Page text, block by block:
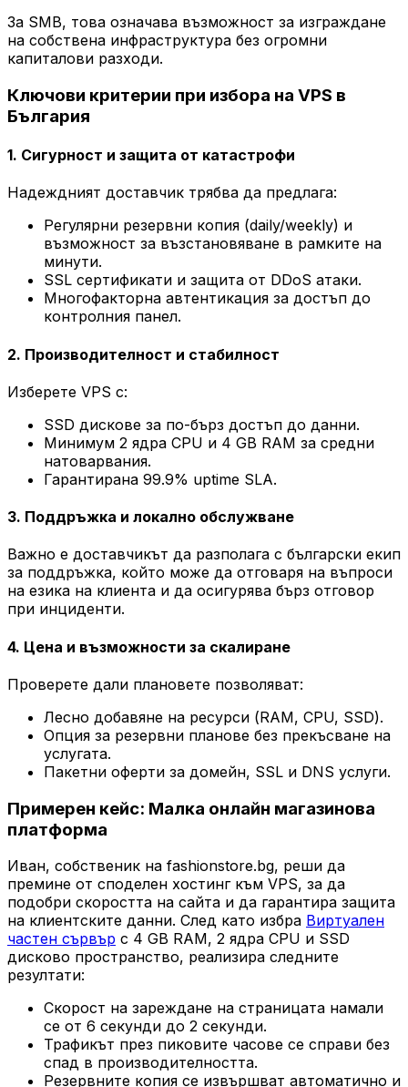
За SMB, това означава възможност за изграждане
на собствена инфраструктура без огромни
капиталови разходи.
Ключови критерии при избора на VPS в
България
1. Сигурност и защита от катастрофи
Надеждният доставчик трябва да предлага:
Регулярни резервни копия (daily/weekly) и
възможност за възстановяване в рамките на
минути.
SSL сертификати и защита от DDoS атаки.
Многофакторна автентикация за достъп до
контролния панел.
2. Производителност и стабилност
Изберете VPS с:
SSD дискове за по-бърз достъп до данни.
Минимум 2 ядра CPU и 4 GB RAM за средни
натоварвания.
Гарантирана 99.9% uptime SLA.
3. Поддръжка и локално обслужване
Важно е доставчикът да разполага с български екип
за поддръжка, който може да отговаря на въпроси
на езика на клиента и да осигурява бърз отговор
при инциденти.
4. Цена и възможности за скалиране
Проверете дали плановете позволяват:
Лесно добавяне на ресурси (RAM, CPU, SSD).
Опция за резервни планове без прекъсване на
услугата.
Пакетни оферти за домейн, SSL и DNS услуги.
Примерен кейс: Малка онлайн магазинова
платформа
Иван, собственик на fashionstore.bg, реши да
премине от споделен хостинг към VPS, за да
подобри скоростта на сайта и да гарантира защита
на клиентските данни. След като избра Виртуален
частен сървър с 4 GB RAM, 2 ядра CPU и SSD
дисково пространство, реализира следните
резултати:
Скорост на зареждане на страницата намали
се от 6 секунди до 2 секунди.
Трафикът през пиковите часове се справи без
спад в производителността.
Резервните копия се извършват автоматично и